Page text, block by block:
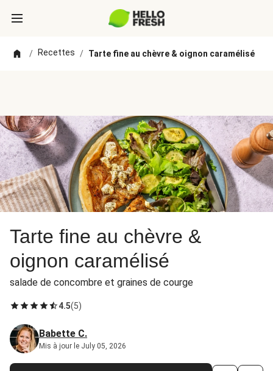
/ Recettes / Tarte fine au chèvre & oignon caramélisé
Tarte fine au chèvre &
oignon caramélisé
salade de concombre et graines de courge
4.5(5)
Babette C.
Mis à jour le July 05, 2026